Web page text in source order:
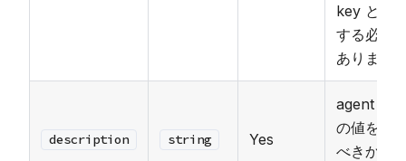
key と一
する必要
あります
description string Yes
agent に
の値を渡
べきかを